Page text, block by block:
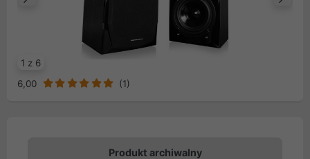
1 z 6
Poprzedni
6,00 (1)
Produkt archiwalny